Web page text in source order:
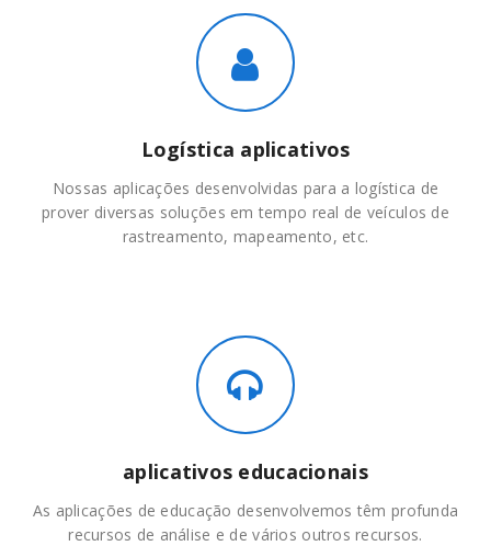
Logística aplicativos
Nossas aplicações desenvolvidas para a logística de
prover diversas soluções em tempo real de veículos de
rastreamento, mapeamento, etc.
aplicativos educacionais
As aplicações de educação desenvolvemos têm profunda
recursos de análise e de vários outros recursos.